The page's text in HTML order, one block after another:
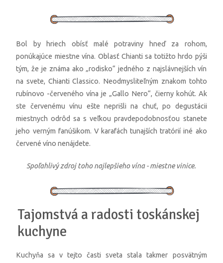
Bol by hriech obísť malé potraviny hneď za rohom,
ponúkajúce miestne vína. Oblasť Chianti sa totižto hrdo pýši
tým, že je známa ako „rodisko“ jedného z najslávnejších vín
na svete, Chianti Classico. Neodmysliteľným znakom tohto
rubínovo -červeného vína je „Gallo Nero“, čierny kohút. Ak
ste červenému vínu ešte neprišli na chuť, po degustácii
miestnych odrôd sa s veľkou pravdepodobnosťou stanete
jeho verným fanúšikom. V karafách tunajších tratórií iné ako
červené víno nenájdete.
Spoľahlivý zdroj toho najlepšieho vína - miestne vinice.
Tajomstvá a radosti toskánskej
kuchyne
Kuchyňa sa v tejto časti sveta stala takmer posvätným